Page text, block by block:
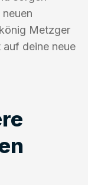
Metzger
deine neue